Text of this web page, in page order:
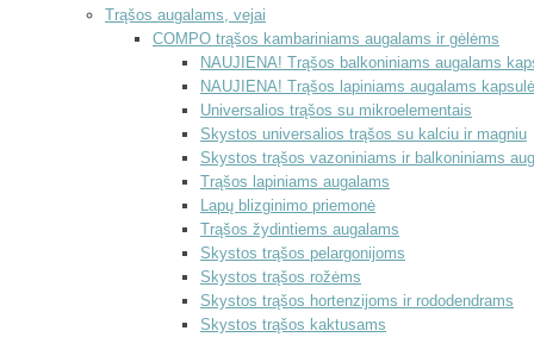
Trąšos augalams, vejai
COMPO trąšos kambariniams augalams ir gėlėms
NAUJIENA! Trąšos balkoniniams augalams
NAUJIENA! Trąšos lapiniams augalams
Universalios trąšos su mikroelementais
Skystos universalios trąšos su kalciu ir magniu
Skystos trąšos vazoniniams ir balkoniniams
Trąšos lapiniams augalams
Lapų blizginimo priemonė
Trąšos žydintiems augalams
Skystos trąšos pelargonijoms
Skystos trąšos rožėms
Skystos trąšos hortenzijoms ir rododendrams
Skystos trąšos kaktusams